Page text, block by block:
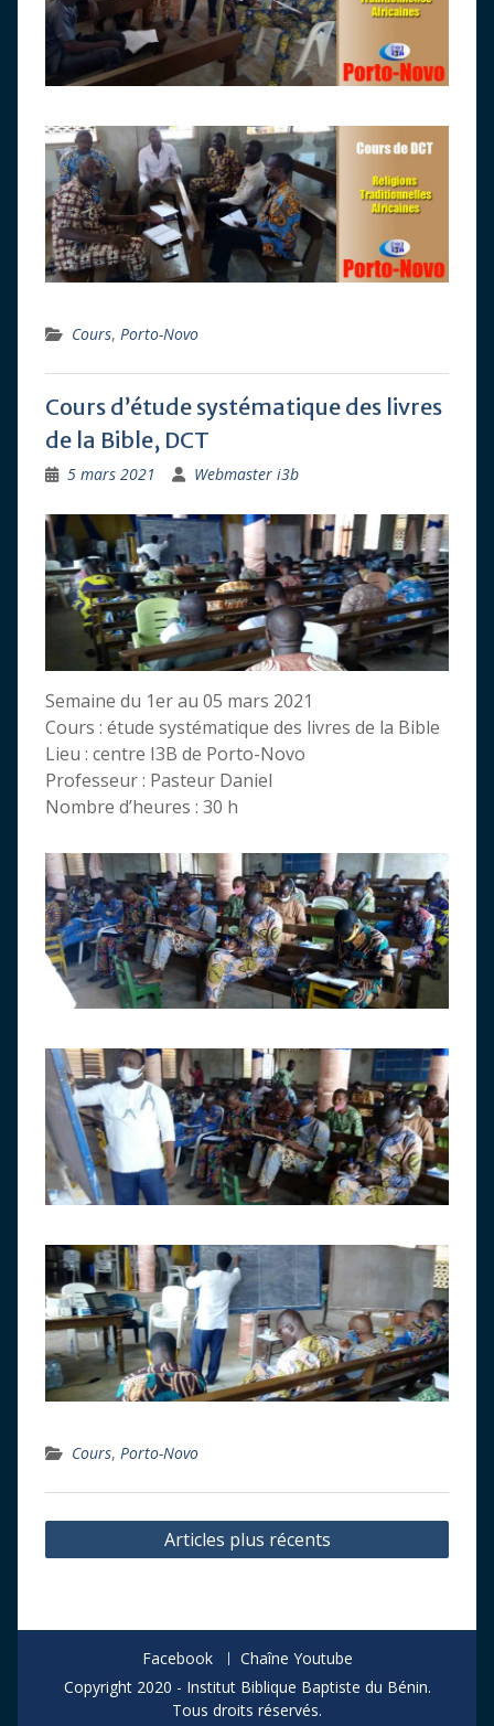
Cours, Porto-Novo
Cours d’étude systématique des livres
de la Bible, DCT
5 mars 2021 Webmaster i3b
Semaine du 1er au 05 mars 2021
Cours : étude systématique des livres de la Bible
Lieu : centre I3B de Porto-Novo
Professeur : Pasteur Daniel
Nombre d’heures : 30 h
Cours, Porto-Novo
Navigation
des
Articles plus récents
Facebook
Chaîne Youtube
Copyright 2020 - Institut Biblique Baptiste du Bénin.
Tous droits réservés.